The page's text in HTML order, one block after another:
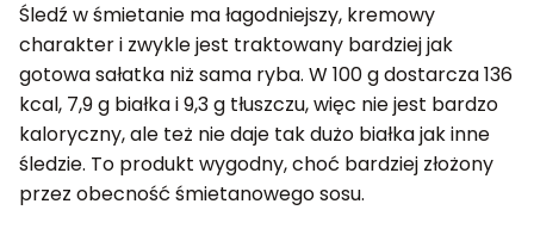
Śledź w śmietanie ma łagodniejszy, kremowy
charakter i zwykle jest traktowany bardziej jak
gotowa sałatka niż sama ryba. W 100 g dostarcza 136
kcal, 7,9 g białka i 9,3 g tłuszczu, więc nie jest bardzo
kaloryczny, ale też nie daje tak dużo białka jak inne
śledzie. To produkt wygodny, choć bardziej złożony
przez obecność śmietanowego sosu.